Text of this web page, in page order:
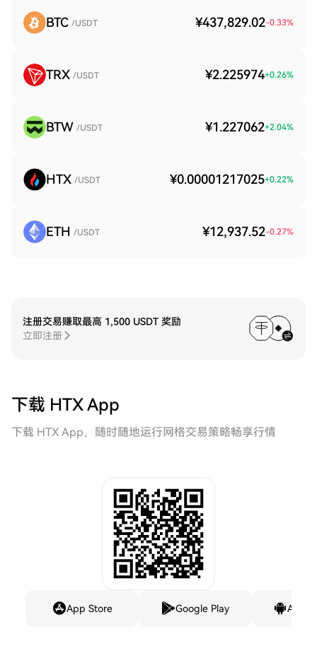
BTC /USDT ¥437,829.02-0.33%
TRX /USDT ¥2.225974+0.26%
BTW /USDT ¥1.227062+2.04%
HTX /USDT ¥0.00001217025+0.22%
ETH /USDT ¥12,937.52-0.27%
注册交易赚取最高 1,500 USDT 奖励
立即注册
下载 HTX App
下载 HTX App，随时随地运行网格交易策略畅享行情
App Store Google Play